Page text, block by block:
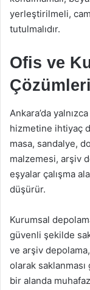
yerleştirilmeli,
tutulmalıdır.
Ofis ve
Çözümleri
Ankara’da
hizmetine ihtiyaç
masa, sandalye,
malzemesi, arşiv
eşyalar çalışma
düşürür.
Kurumsal
güvenli şekilde
ve arşiv
olarak
bir alanda